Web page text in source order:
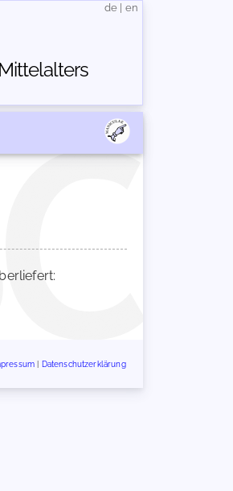
de en
Datenschutzerklärung